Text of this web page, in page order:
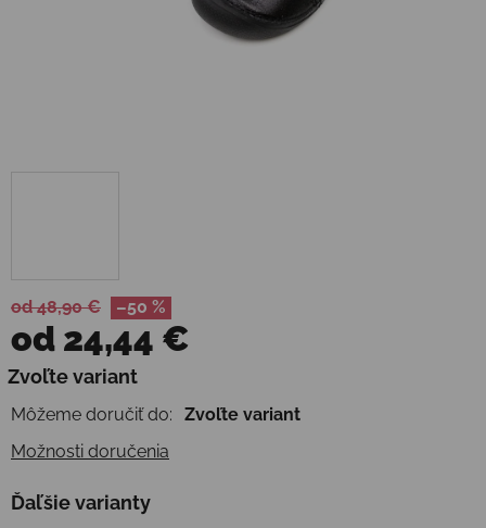
od 48,90 € –50 %
od 24,44 €
Jednotková cena:
Zvoľte variant
Môžeme doručiť do:
Zvoľte variant
Možnosti doručenia
Ďaľšie varianty